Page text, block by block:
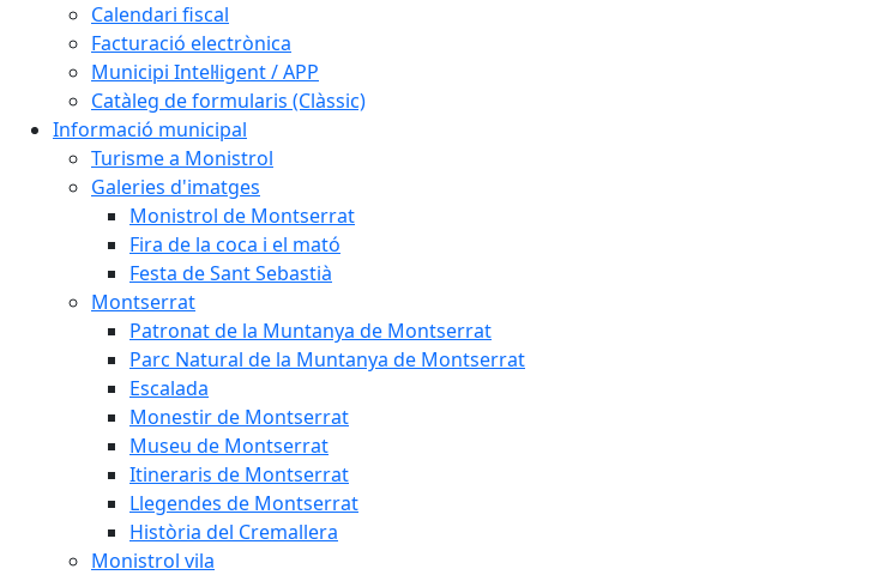
Calendari fiscal
Facturació electrònica
Municipi Intel·ligent / APP
Catàleg de formularis (Clàssic)
Informació municipal
Turisme a Monistrol
Galeries d'imatges
Monistrol de Montserrat
Fira de la coca i el mató
Festa de Sant Sebastià
Montserrat
Patronat de la Muntanya de Montserrat
Parc Natural de la Muntanya de Montserrat
Escalada
Monestir de Montserrat
Museu de Montserrat
Itineraris de Montserrat
Llegendes de Montserrat
Història del Cremallera
Monistrol vila